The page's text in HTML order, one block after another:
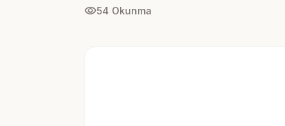
visibility54 Okunma